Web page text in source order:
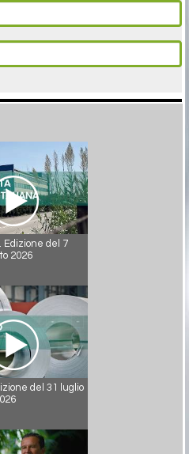
Edizione del 7
2026
del 31 luglio